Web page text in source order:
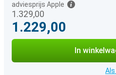
1.329,00
adviesprijs Apple
1.229,00
In